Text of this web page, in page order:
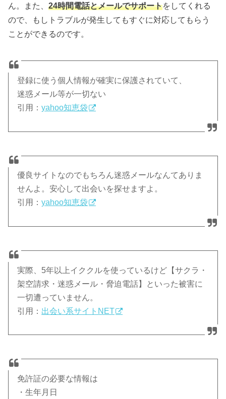
ん。また、24時間電話とメールでサポートをしてくれる
ので、もしトラブルが発生してもすぐに対応してもらう
ことができるのです。
登録に使う個人情報が確実に保護されていて、
迷惑メール等が一切ない
引用：yahoo知恵袋
優良サイトなのでもちろん迷惑メールなんてありま
せんよ。安心して出会いを探せますよ。
引用：yahoo知恵袋
実際、5年以上イククルを使っているけど【サクラ・
架空請求・迷惑メール・脅迫電話】といった被害に
一切遭っていません。
引用： 出会い系サイトNET
免許証の必要な情報は
・生年月日